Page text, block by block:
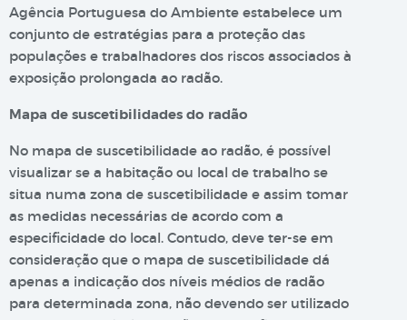
Agência Portuguesa do Ambiente estabelece um
conjunto de estratégias para a proteção das
populações e trabalhadores dos riscos associados à
exposição prolongada ao radão.
Mapa de suscetibilidades do radão
No mapa de suscetibilidade ao radão, é possível
visualizar se a habitação ou local de trabalho se
situa numa zona de suscetibilidade e assim tomar
as medidas necessárias de acordo com a
especificidade do local. Contudo, deve ter-se em
consideração que o mapa de suscetibilidade dá
apenas a indicação dos níveis médios de radão
para determinada zona, não devendo ser utilizado